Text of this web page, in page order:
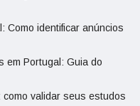
Como identificar anúncios
em Portugal: Guia do
como validar seus estudos